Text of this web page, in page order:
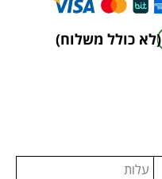
(לא כולל משלוח)
עלות